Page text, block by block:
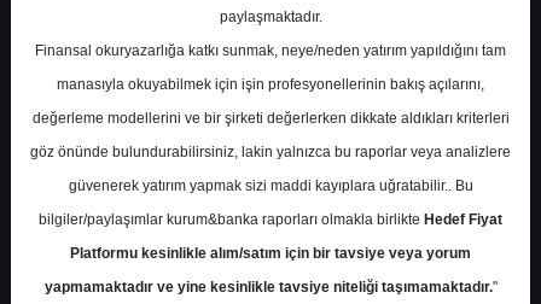
Ortalama Getiri Potansiyeli
Kurum Sayısı
21
12 1
Paralel
Get.
1
Üstü
Get.
5
Yok
1
paylaşmaktadır.
Finansal okuryazarlığa katkı sunmak, neye/neden yatırım yapıldığını tam
manasıyla okuyabilmek için işin profesyonellerinin bakış açılarını,
değerleme modellerini ve bir şirketi değerlerken dikkate aldıkları kriterleri
göz önünde bulundurabilirsiniz, lakin yalnızca bu raporlar veya analizlere
güvenerek yatırım yapmak sizi maddi kayıplara uğratabilir.. Bu
bilgiler/paylaşımlar kurum&banka raporları olmakla birlikte Hedef Fiyat
Platformu kesinlikle alım/satım için bir tavsiye veya yorum
yapmamaktadır ve yine kesinlikle tavsiye niteliği taşımamaktadır."